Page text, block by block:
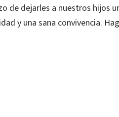
de dejarles a nuestros hijos
y una sana convivencia.